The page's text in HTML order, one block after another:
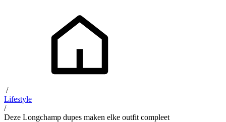
/
Lifestyle
/
Deze Longchamp dupes maken elke outfit compleet